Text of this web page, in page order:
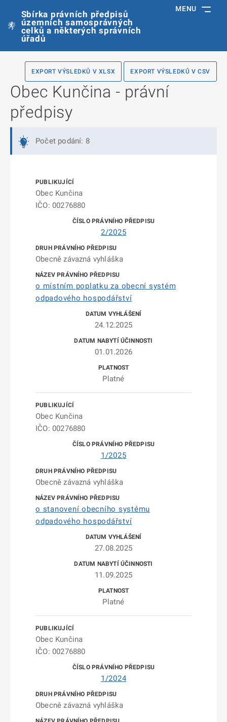
Sbírka právních předpisů
územních samosprávných
celků a některých správních
úřadů
MENU
EXPORT VÝSLEDKŮ V XLSX EXPORT VÝSLEDKŮ V CSV
Obec Kunčina - právní
předpisy
Počet podání: 8
Obec Kunčina
IČO: 00276880
2/2025
Obecně závazná vyhláška
o místním poplatku za obecní systém
odpadového hospodářství
24.12.2025
01.01.2026
Platné
Obec Kunčina
IČO: 00276880
1/2025
Obecně závazná vyhláška
o stanovení obecního systému
odpadového hospodářství
27.08.2025
11.09.2025
Platné
Obec Kunčina
IČO: 00276880
1/2024
Obecně závazná vyhláška